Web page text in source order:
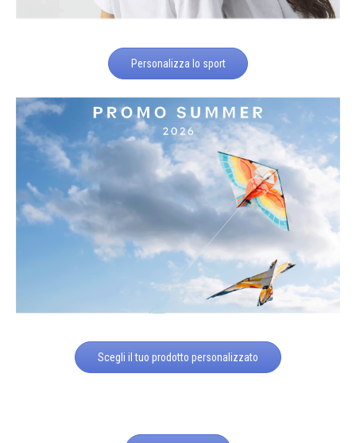
Personalizza lo sport
Scegli il tuo prodotto personalizzato